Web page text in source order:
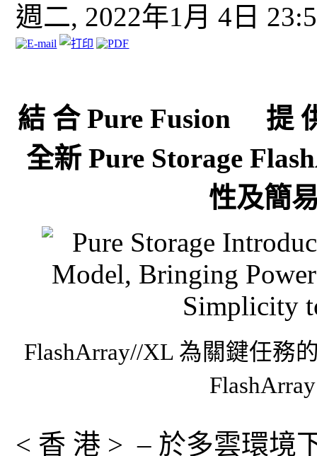
週二, 2022年1月 4日
結 合 Pure Fusion 提
全新 Pure Storage
性及簡
FlashArray//XL 為關鍵任務
< 香 港 > – 於多雲環境